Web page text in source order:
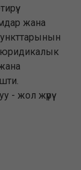
жана
жол жүрүү